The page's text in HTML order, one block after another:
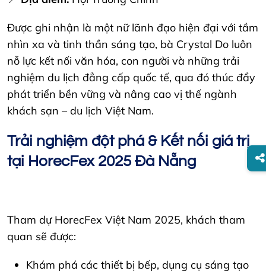
Được ghi nhận là một nữ lãnh đạo hiện đại với tầm
nhìn xa và tinh thần sáng tạo, bà Crystal Do luôn
nỗ lực kết nối văn hóa, con người và những trải
nghiệm du lịch đẳng cấp quốc tế, qua đó thúc đẩy
phát triển bền vững và nâng cao vị thế ngành
khách sạn – du lịch Việt Nam.
Trải nghiệm đột phá & Kết nối giá trị
tại HorecFex 2025 Đà Nẵng
Tham dự HorecFex Việt Nam 2025, khách tham
quan sẽ được:
Khám phá các thiết bị bếp, dụng cụ sáng tạo